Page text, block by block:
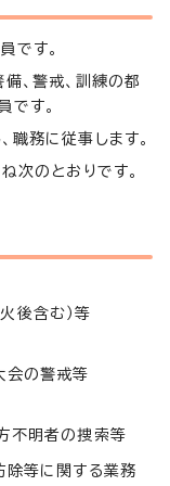
です。
、警戒、訓練の都
です。
職務に従事します。
次のとおりです。
後含む）等
会の警戒等
不明者の捜索等
除等に関する業務